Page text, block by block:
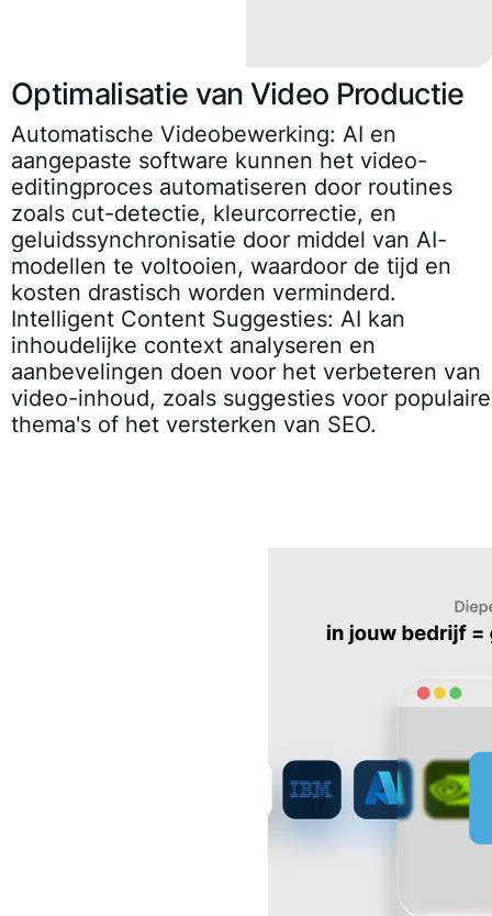
Optimalisatie van Video Productie
Automatische Videobewerking: AI en
aangepaste software kunnen het video-
editingproces automatiseren door routines
zoals cut-detectie, kleurcorrectie, en
geluidssynchronisatie door middel van AI-
modellen te voltooien, waardoor de tijd en
kosten drastisch worden verminderd.
Intelligent Content Suggesties: AI kan
inhoudelijke context analyseren en
aanbevelingen doen voor het verbeteren van
video-inhoud, zoals suggesties voor populaire
thema's of het versterken van SEO.